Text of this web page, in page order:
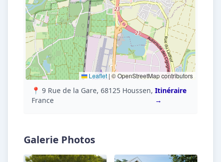
Leaflet |© OpenStreetMap contributors
📍 9 Rue de la Gare, 68125 Houssen,
France
Itinéraire
→
Galerie Photos